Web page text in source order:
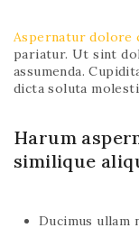
Aspernatur dolore
pariatur. Ut sint
assumenda.
dicta soluta
Harum
similique
Ducimus ullam